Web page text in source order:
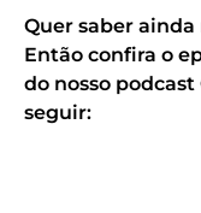
Quer saber ainda
Então confira o
do nosso
seguir: